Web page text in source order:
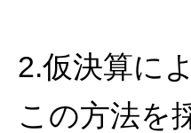
2.仮決算に
この方法を